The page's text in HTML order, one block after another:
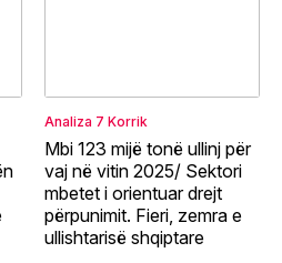
Analiza 7 Korrik
Mbi 123 mijë tonë ullinj për
vaj në vitin 2025/ Sektori
mbetet i orientuar drejt
përpunimit. Fieri, zemra e
ullishtarisë shqiptare